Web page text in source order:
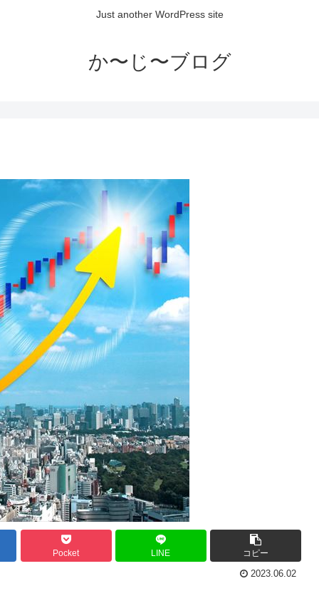
Just another WordPress site
か〜じ〜ブログ
Pocket LINE コピー
2023.06.02